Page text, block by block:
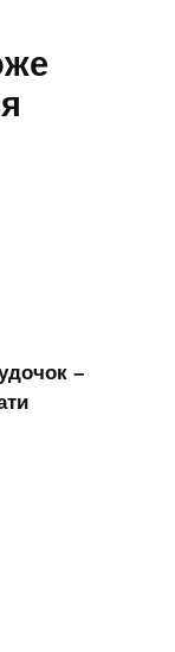
–